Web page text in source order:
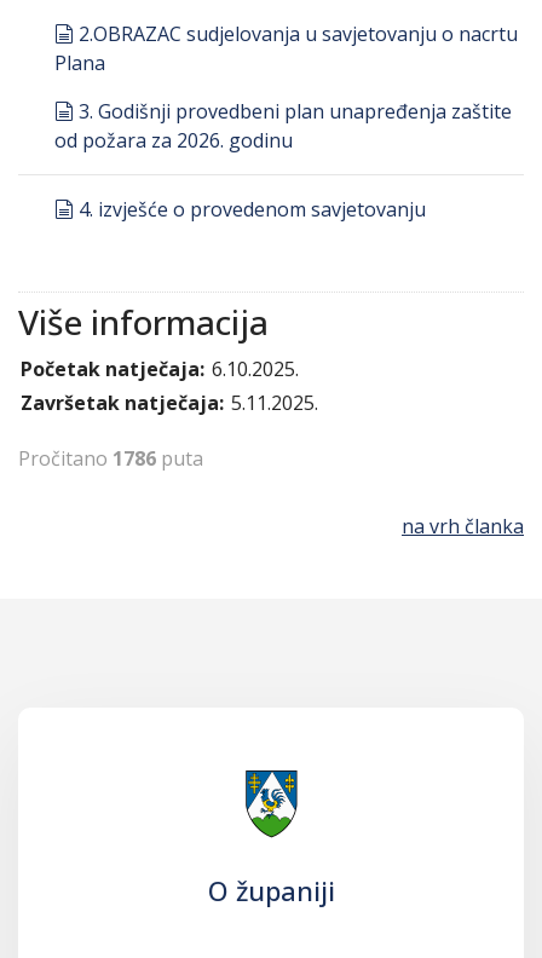
document
2.OBRAZAC sudjelovanja u savjetovanju o nacrtu
Plana
document
3. Godišnji provedbeni plan unapređenja zaštite
od požara za 2026. godinu
document
4. izvješće o provedenom savjetovanju
Više informacija
Početak natječaja: 6.10.2025.
Završetak natječaja: 5.11.2025.
Pročitano 1786 puta
na vrh članka
O županiji